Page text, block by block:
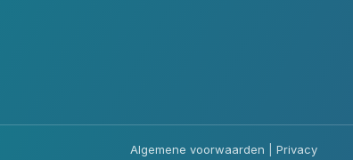
Algemene voorwaarden Privacy